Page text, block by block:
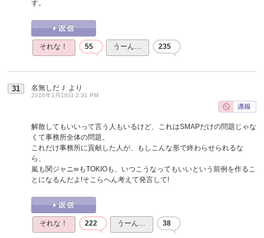
す。
それな！ 55 うーん… 235
31 名無しだＪ より
2016年1月18日 2:31 PM
解散してもいいって言う人もいるけど、これはSMAPだけの問題じゃな
くて事務所全体の問題。
これだけ事務所に貢献した人が、もしこんな形で終わらせられるな
ら、
嵐も関ジャニ∞もTOKIOも、いつこうなってもいいという前例を作るこ
とになるんだよ!そこらへん考えて発言して!
それな！ 222 うーん… 38